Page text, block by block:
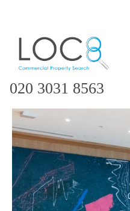
020 3031 8563